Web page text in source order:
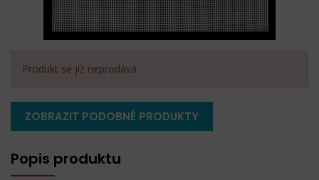
Produkt se již neprodává
ZOBRAZIT PODOBNÉ PRODUKTY
Popis produktu